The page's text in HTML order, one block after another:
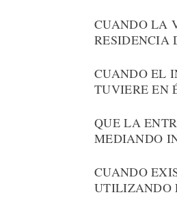
CUANDO LA
RESIDENCIA
CUANDO EL
TUVIERE EN
QUE LA
MEDIANDO
CUANDO
UTILIZANDO